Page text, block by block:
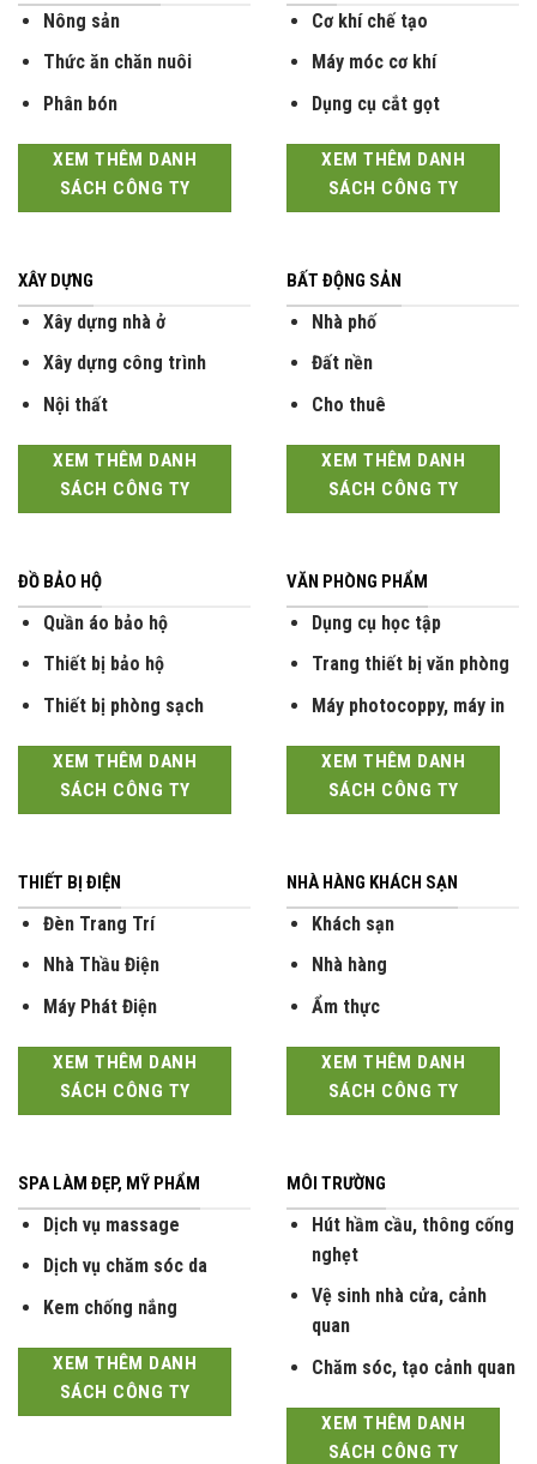
Nông sản
Thức ăn chăn nuôi
Phân bón
XEM THÊM DANH
SÁCH CÔNG TY
Cơ khí chế tạo
Máy móc cơ khí
Dụng cụ cắt gọt
XEM THÊM DANH
SÁCH CÔNG TY
XÂY DỰNG
Xây dựng nhà ở
Xây dựng công trình
Nội thất
XEM THÊM DANH
SÁCH CÔNG TY
BẤT ĐỘNG SẢN
Nhà phố
Đất nền
Cho thuê
XEM THÊM DANH
SÁCH CÔNG TY
ĐỒ BẢO HỘ
Quần áo bảo hộ
Thiết bị bảo hộ
Thiết bị phòng sạch
XEM THÊM DANH
SÁCH CÔNG TY
VĂN PHÒNG PHẨM
Dụng cụ học tập
Trang thiết bị văn phòng
Máy photocoppy, máy in
XEM THÊM DANH
SÁCH CÔNG TY
THIẾT BỊ ĐIỆN
Đèn Trang Trí
Nhà Thầu Điện
Máy Phát Điện
XEM THÊM DANH
SÁCH CÔNG TY
NHÀ HÀNG KHÁCH SẠN
Khách sạn
Nhà hàng
Ẩm thực
XEM THÊM DANH
SÁCH CÔNG TY
SPA LÀM ĐẸP, MỸ PHẨM
Dịch vụ massage
Dịch vụ chăm sóc da
Kem chống nắng
XEM THÊM DANH
SÁCH CÔNG TY
MÔI TRƯỜNG
Hút hầm cầu, thông cống
nghẹt
Vệ sinh nhà cửa, cảnh
quan
Chăm sóc, tạo cảnh quan
XEM THÊM DANH
SÁCH CÔNG TY